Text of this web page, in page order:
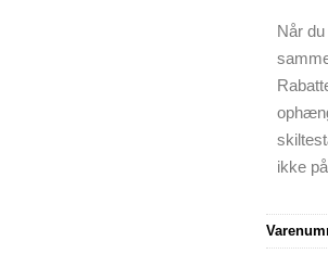
Når
ikke